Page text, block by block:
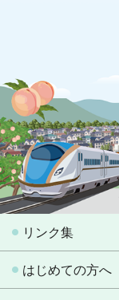
リンク集
はじめての方へ